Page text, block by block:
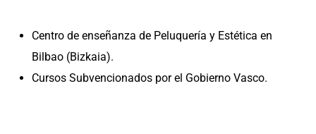
Centro de enseñanza de Peluquería y Estética en
Bilbao (Bizkaia).
Cursos Subvencionados por el Gobierno Vasco.